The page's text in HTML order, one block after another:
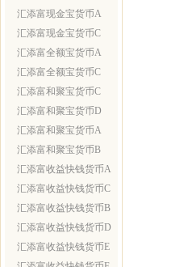
汇添富现金宝货币A
汇添富现金宝货币C
汇添富全额宝货币A
汇添富全额宝货币C
汇添富和聚宝货币C
汇添富和聚宝货币D
汇添富和聚宝货币A
汇添富和聚宝货币B
汇添富收益快钱货币A
汇添富收益快钱货币C
汇添富收益快钱货币B
汇添富收益快钱货币D
汇添富收益快钱货币E